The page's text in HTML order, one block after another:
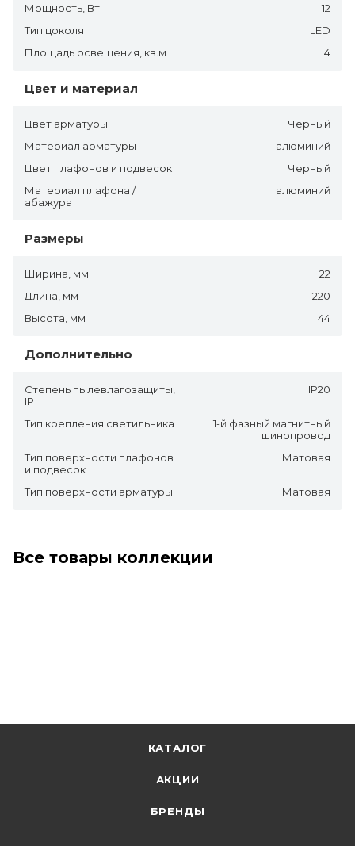
Мощность, Вт
12
Тип цоколя
LED
Площадь освещения, кв.м
4
Цвет и материал
Цвет арматуры
Черный
Материал арматуры
алюминий
Цвет плафонов и подвесок
Черный
Материал плафона /
абажура
алюминий
Размеры
Ширина, мм
22
Длина, мм
220
Высота, мм
44
Дополнительно
Степень пылевлагозащиты,
IP
IP20
Тип крепления светильника
1-й фазный магнитный
шинопровод
Тип поверхности плафонов
и подвесок
Матовая
Тип поверхности арматуры Матовая
Все товары коллекции
КАТАЛОГ
АКЦИИ
БРЕНДЫ